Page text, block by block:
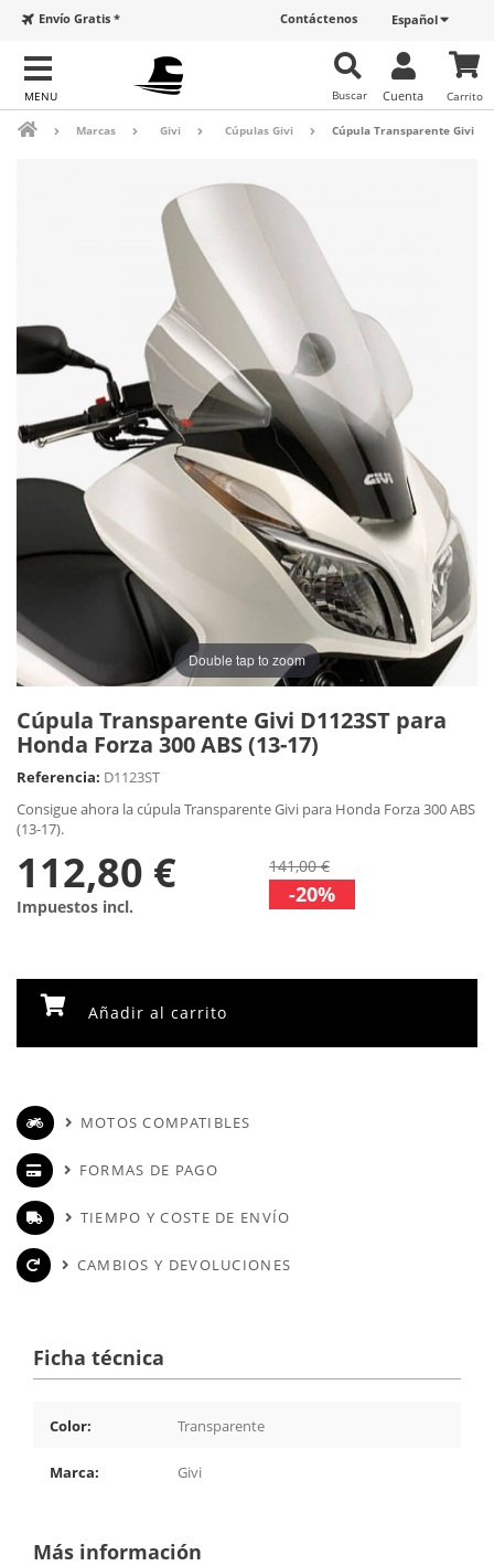
Español
Contáctenos
Envío Gratis *
Carrito
Cuenta
Buscar
Marcas Givi Cúpulas Givi Cúpula Transparente Givi
Double tap to zoom
Cúpula Transparente Givi D1123ST para
Honda Forza 300 ABS (13-17)
Referencia: D1123ST
Consigue ahora la cúpula Transparente Givi para Honda Forza 300 ABS
(13-17).
112,80 €
Impuestos incl.
141,00 €
-20%
Añadir al carrito
MOTOS COMPATIBLES
FORMAS DE PAGO
TIEMPO Y COSTE DE ENVÍO
CAMBIOS Y DEVOLUCIONES
Ficha técnica
Color: Transparente
Marca: Givi
Más información